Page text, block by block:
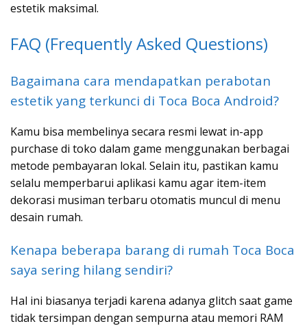
estetik maksimal.
FAQ (Frequently Asked Questions)
Bagaimana cara mendapatkan perabotan
estetik yang terkunci di Toca Boca Android?
Kamu bisa membelinya secara resmi lewat in-app
purchase di toko dalam game menggunakan berbagai
metode pembayaran lokal. Selain itu, pastikan kamu
selalu memperbarui aplikasi kamu agar item-item
dekorasi musiman terbaru otomatis muncul di menu
desain rumah.
Kenapa beberapa barang di rumah Toca Boca
saya sering hilang sendiri?
Hal ini biasanya terjadi karena adanya glitch saat game
tidak tersimpan dengan sempurna atau memori RAM